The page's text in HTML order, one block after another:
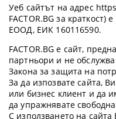
Уеб сайтът на адрес
FACTOR.BG за краткост)
ЕООД, ЕИК 160116590.
FACTOR.BG е сайт,
партньори и не
Закона за защита на
За да изпозвате сайта,
или бизнес клиент и да
да упражнявате
С използването на